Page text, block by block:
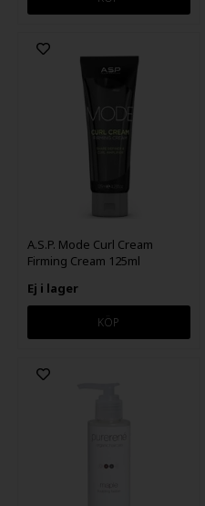
A.S.P. Mode Curl Cream
Firming Cream 125ml
Ej i lager